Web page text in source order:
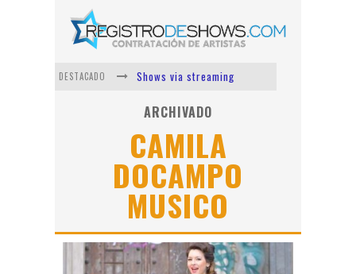
DESTACADO
Shows via streaming
Lit Killah
Nicki Nicole
Duki
Vi Em
Los Ángeles Azules
ARCHIVADO
CAMILA
DOCAMPO
MUSICO